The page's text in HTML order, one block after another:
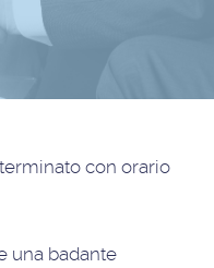
con orario
una badante